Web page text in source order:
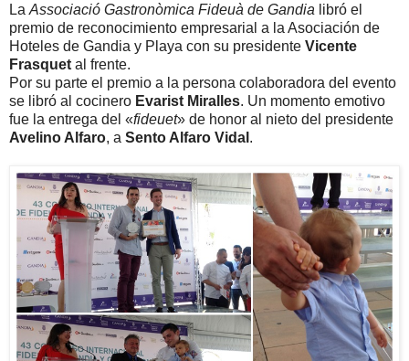
La Associació Gastronòmica Fideuà de Gandia libró el
premio de reconocimiento empresarial a la Asociación de
Hoteles de Gandia y Playa con su presidente Vicente
Frasquet al frente.
Por su parte el premio a la persona colaboradora del evento
se libró al cocinero Evarist Miralles. Un momento emotivo
fue la entrega del «fideuet» de honor al nieto del presidente
Avelino Alfaro, a Sento Alfaro Vidal .